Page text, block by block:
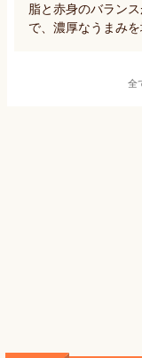
脂と赤身のバラン
で、濃厚なうまみ
全